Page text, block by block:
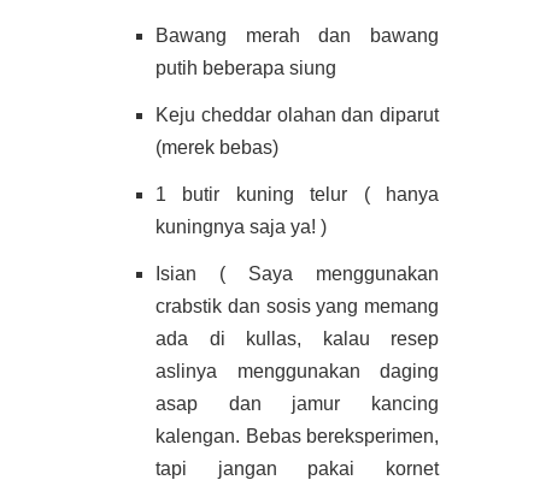
Bawang merah dan bawang
putih beberapa siung
Keju cheddar olahan dan diparut
(merek bebas)
1 butir kuning telur ( hanya
kuningnya saja ya! )
Isian ( Saya menggunakan
crabstik dan sosis yang memang
ada di kullas, kalau resep
aslinya menggunakan daging
asap dan jamur kancing
kalengan. Bebas bereksperimen,
tapi jangan pakai kornet